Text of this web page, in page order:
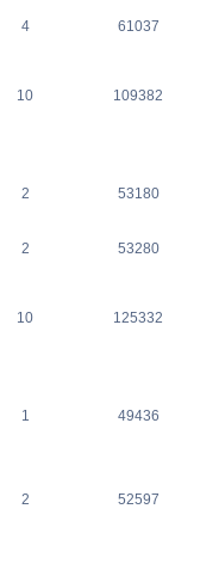
4 61037
10 109382
2 53180
2 53280
10 125332
1 49436
2 52597